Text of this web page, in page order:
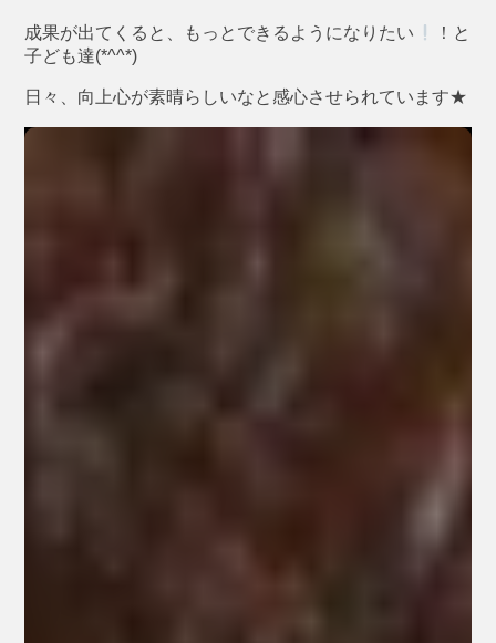
成果が出てくると、もっとできるようになりたい
！と
子ども達(*^^*)
日々、向上心が素晴らしいなと感心させられています★